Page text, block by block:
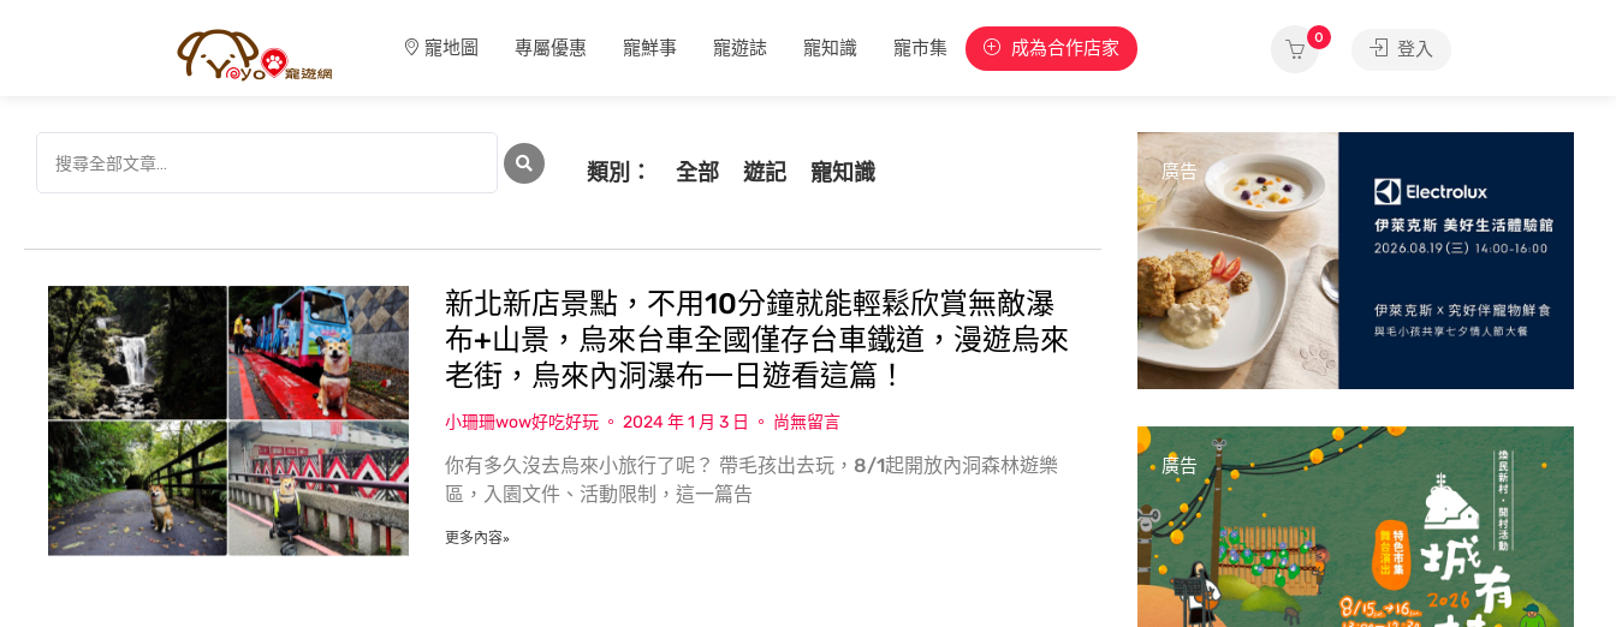
寵地圖 專屬優惠 寵鮮事 寵遊誌 寵知識 寵市集 成為合作店家 0
登入
類別： 全部 遊記 寵知識
新北新店景點，不用10分鐘就能輕鬆欣賞無敵瀑
布+山景，烏來台車全國僅存台車鐵道，漫遊烏來
老街，烏來內洞瀑布一日遊看這篇！
小珊珊wow好吃好玩 2024 年 1 月 3 日 尚無留言
你有多久沒去烏來小旅行了呢？ 帶毛孩出去玩，8/1起開放內洞森林遊樂
區，入園文件、活動限制，這一篇告
更多內容»
廣告
廣告